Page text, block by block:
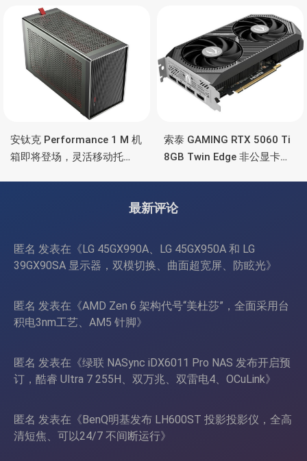
彩灯效
安钛克 Performance 1 M 机
箱即将登场，灵活移动托
索泰 GAMING RTX 5060 Ti
8GB Twin Edge 非公显卡，
最新评论
匿名 发表在《LG 45GX990A、LG 45GX950A 和 LG
39GX90SA 显示器，双模切换、曲面超宽屏、防眩光》
匿名 发表在《AMD Zen 6 架构代号“美杜莎”，全面采用台
积电3nm工艺、AM5 针脚》
匿名 发表在《绿联 NASync iDX6011 Pro NAS 发布开启预
订，酷睿 Ultra 7 255H、双万兆、双雷电4、OCuLink》
匿名 发表在《BenQ明基发布 LH600ST 投影投影仪，全高
清短焦、可以24/7 不间断运行》